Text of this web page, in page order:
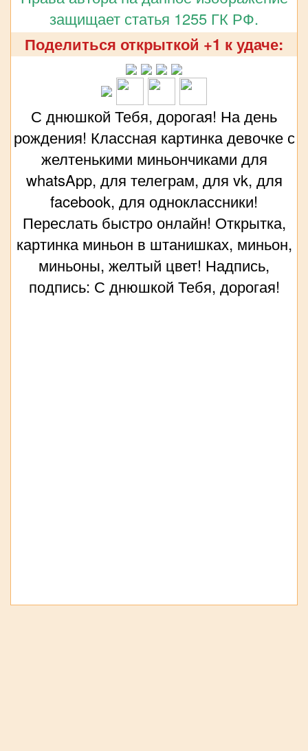
защищает статья 1255 ГК РФ.
Поделиться открыткой +1 к удаче:
С днюшкой Тебя, дорогая! На день
рождения! Классная картинка девочке с
желтенькими миньончиками для
whatsApp, для телеграм, для vk, для
facebook, для одноклассники!
Переслать быстро онлайн! Открытка,
картинка миньон в штанишках, миньон,
миньоны, желтый цвет! Надпись,
подпись: С днюшкой Тебя, дорогая!